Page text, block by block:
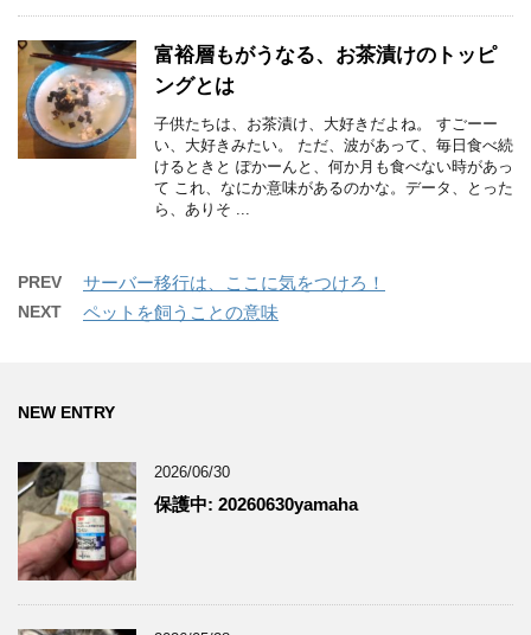
富裕層もがうなる、お茶漬けのトッピ
ングとは
子供たちは、お茶漬け、大好きだよね。 すごーー
い、大好きみたい。 ただ、波があって、毎日食べ続
けるときと ぽかーんと、何か月も食べない時があっ
て これ、なにか意味があるのかな。データ、とった
ら、ありそ ...
PREV サーバー移行は、ここに気をつけろ！
NEXT ペットを飼うことの意味
NEW ENTRY
2026/06/30
保護中: 20260630yamaha